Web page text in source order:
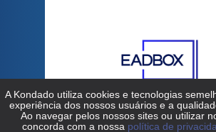
EADBOX